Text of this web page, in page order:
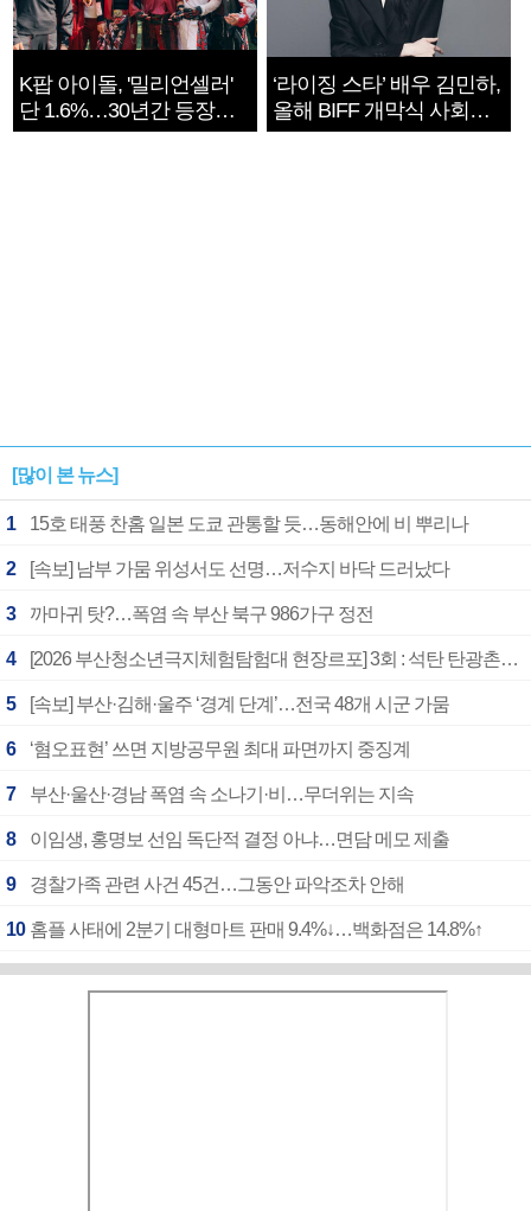
K팝 아이돌, '밀리언셀러'
단 1.6%…30년간 등장
1182개팀 전수조사
‘라이징 스타’ 배우 김민하,
올해 BIFF 개막식 사회자
확정
[많이 본 뉴스]
1 15호 태풍 찬홈 일본 도쿄 관통할 듯…동해안에 비 뿌리나
2 [속보] 남부 가뭄 위성서도 선명…저수지 바닥 드러났다
3 까마귀 탓?…폭염 속 부산 북구 986가구 정전
4 [2026 부산청소년극지체험탐험대 현장르포] 3회 : 석탄 탄광촌에서 북극 연구의 중심지로
5 [속보] 부산·김해·울주 ‘경계 단계’…전국 48개 시군 가뭄
6 ‘혐오표현’ 쓰면 지방공무원 최대 파면까지 중징계
7 부산·울산·경남 폭염 속 소나기·비…무더위는 지속
8 이임생, 홍명보 선임 독단적 결정 아냐…면담 메모 제출
9 경찰가족 관련 사건 45건…그동안 파악조차 안해
10 홈플 사태에 2분기 대형마트 판매 9.4%↓…백화점은 14.8%↑